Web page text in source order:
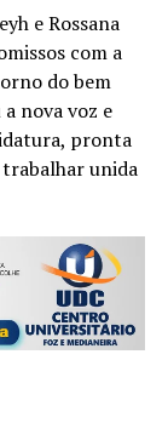
e Rossana
com a
do bem
nova voz e
pronta
trabalhar unida